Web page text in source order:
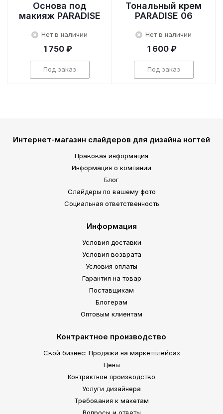
Основа под
макияж PARADISE
Нет в наличии
1 750 ₽
Под заказ
Тональный крем
PARADISE 06
Нет в наличии
1 600 ₽
Под заказ
Интернет-магазин слайдеров для дизайна ногтей
Правовая информация
Информация о компании
Блог
Слайдеры по вашему фото
Социальная ответственность
Информация
Условия доставки
Условия возврата
Условия оплаты
Гарантия на товар
Поставщикам
Блогерам
Оптовым клиентам
Контрактное производство
Свой бизнес: Продажи на маркетплейсах
Цены
Контрактное производство
Услуги дизайнера
Требования к макетам